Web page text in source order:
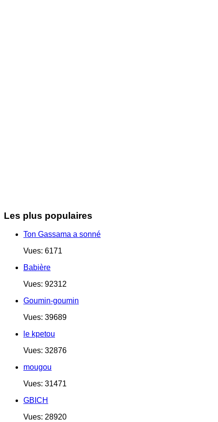
Les plus populaires
Ton Gassama a sonné
Vues: 6171
Babière
Vues: 92312
Goumin-goumin
Vues: 39689
le kpetou
Vues: 32876
mougou
Vues: 31471
GBICH
Vues: 28920